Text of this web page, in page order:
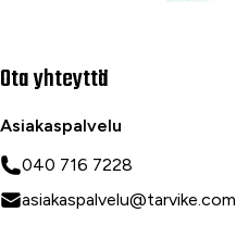
Ota yhteyttä
Asiakaspalvelu
040 716 7228
asiakaspalvelu@tarvike.com